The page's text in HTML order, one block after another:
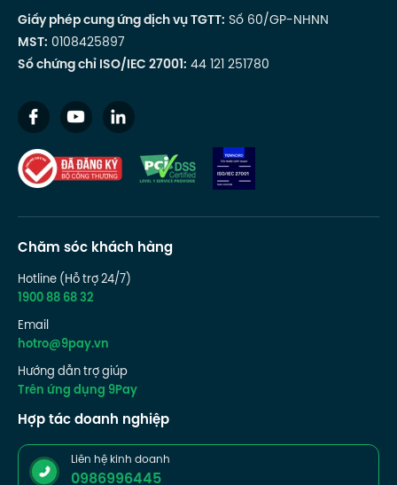
Giấy phép cung ứng dịch vụ TGTT: Số 60/GP-NHNN
MST: 0108425897
Số chứng chỉ ISO/IEC 27001: 44 121 251780
Chăm sóc khách hàng
Hotline (Hỗ trợ 24/7)
1900 88 68 32
Email
hotro@9pay.vn
Hướng dẫn trợ giúp
Trên ứng dụng 9Pay
Hợp tác doanh nghiệp
Liên hệ kinh doanh
0986996445